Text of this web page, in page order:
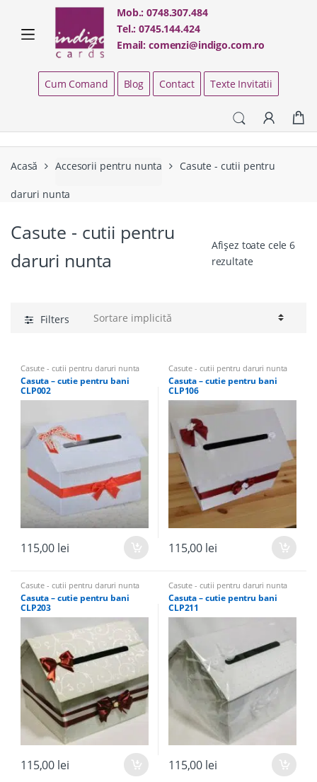
navigation
content
Mob.:0748.307.484
Tel.:0745.144.424
Email:comenzi@indigo.com.ro
Cum Comand Blog Contact Texte Invitatii
Acasă Accesorii pentru nunta Casute - cutii pentru
daruri nunta
Casute - cutii pentru
daruri nunta
Afișez toate cele 6
rezultate
Filters
Casute - cutii pentru daruri nunta
Casuta – cutie pentru bani
CLP002
115,00 lei
Casute - cutii pentru daruri nunta
Casuta – cutie pentru bani
CLP106
115,00 lei
Casute - cutii pentru daruri nunta
Casuta – cutie pentru bani
CLP203
115,00 lei
Casute - cutii pentru daruri nunta
Casuta – cutie pentru bani
CLP211
115,00 lei